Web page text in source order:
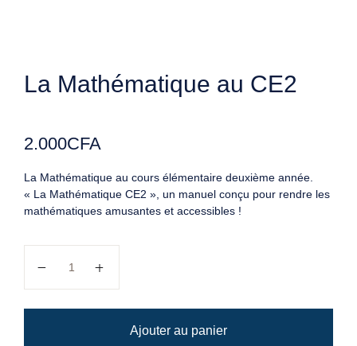
La Mathématique au CE2
2.000CFA
La Mathématique au cours élémentaire deuxième année.
« La Mathématique CE2 », un manuel conçu pour rendre les
mathématiques amusantes et accessibles !
Ajouter au panier